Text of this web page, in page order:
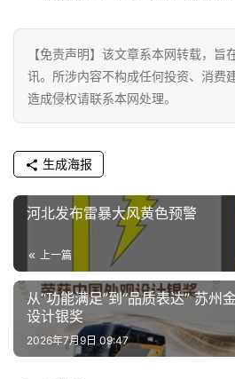
车
新
源
【免责声明】该文章系本网转载，旨
讯。所涉内容不构成任何投资、消费
造成侵权请联系本网处理。
生成海报
河北发布雷暴大风黄色预警
上一篇
从“功能满足”到“品质表达” 苏州
设计银奖
2026年7月9日 09:47